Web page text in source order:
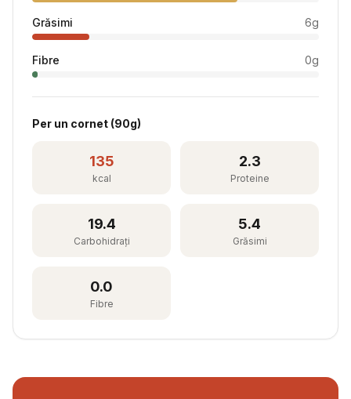
Grăsimi 6g
Fibre 0g
Per un cornet (90g)
135
kcal
2.3
Proteine
19.4
Carbohidrați
5.4
Grăsimi
0.0
Fibre